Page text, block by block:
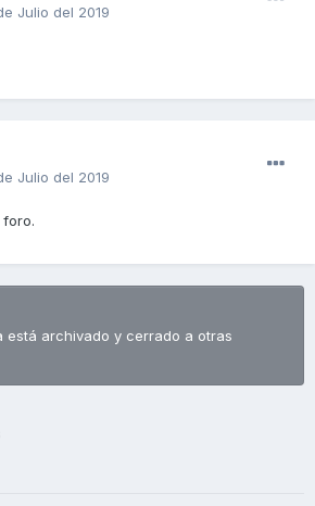
Julio del 2019
Julio del 2019
foro.
está archivado y cerrado a otras